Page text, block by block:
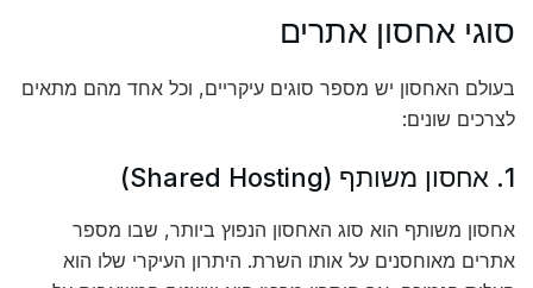
סוגי אחסון אתרים
בעולם האחסון יש מספר סוגים עיקריים, וכל אחד מהם מתאים
לצרכים שונים:
1. אחסון משותף (Shared Hosting)
אחסון משותף הוא סוג האחסון הנפוץ ביותר, שבו מספר
אתרים מאוחסנים על אותו השרת. היתרון העיקרי שלו הוא